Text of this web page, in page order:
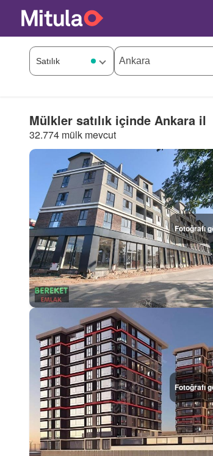
Mülkler satılık içinde Ankara il
32.774 mülk mevcut
Fotoğrafı
Fotoğrafı